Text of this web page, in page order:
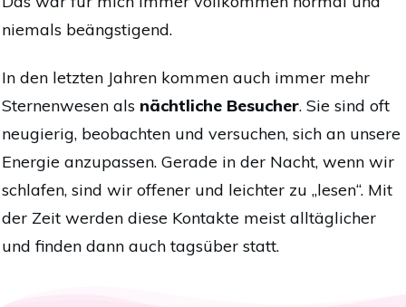
niemals beängstigend.
In den letzten Jahren kommen auch immer mehr
Sternenwesen als nächtliche Besucher. Sie sind oft
neugierig, beobachten und versuchen, sich an unsere
Energie anzupassen. Gerade in der Nacht, wenn wir
schlafen, sind wir offener und leichter zu „lesen“. Mit
der Zeit werden diese Kontakte meist alltäglicher
und finden dann auch tagsüber statt.